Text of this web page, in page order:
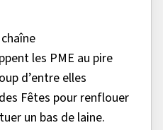
les PME au pire
d’entre elles
Fêtes pour renflouer
un bas de laine.